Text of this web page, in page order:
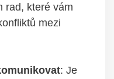
rad, které vám
mezi
: Je